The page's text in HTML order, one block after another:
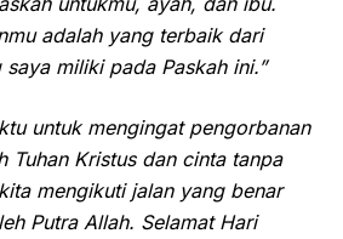
adalah yang terbaik dari
miliki pada Paskah ini.”
untuk mengingat pengorbanan
Tuhan Kristus dan cinta tanpa
mengikuti jalan yang benar
Putra Allah. Selamat Hari